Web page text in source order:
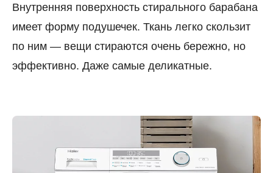
Внутренняя поверхность стирального барабана
имеет форму подушечек. Ткань легко скользит
по ним — вещи стираются очень бережно, но
эффективно. Даже самые деликатные.